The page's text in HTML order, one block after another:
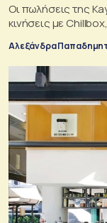
Οι πωλήσεις της
κινήσεις με
Αλεξάνδρα